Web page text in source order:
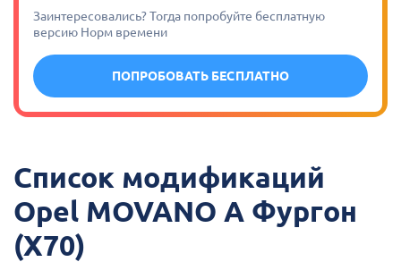
Заинтересовались? Тогда попробуйте бесплатную
версию Норм времени
ПОПРОБОВАТЬ БЕСПЛАТНО
Список модификаций
Opel MOVANO A Фургон
(X70)